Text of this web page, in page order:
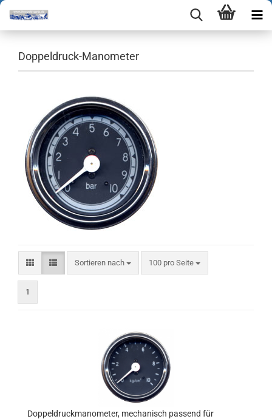
Doppeldruck-Manometer
Sortieren nach
Sortieren nach 100 pro Seite
pro Seite
1
Doppeldruckmanometer, mechanisch passend für